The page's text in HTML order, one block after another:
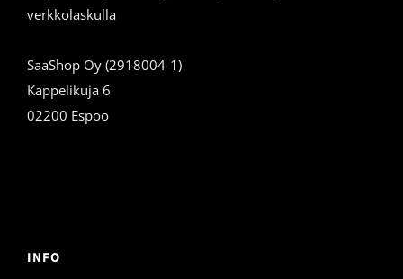
verkkolaskulla
SaaShop Oy (2918004-1)
Kappelikuja 6
02200 Espoo
INFO